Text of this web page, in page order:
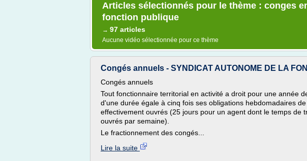
Articles sélectionnés pour le thème : conges
fonction publique
→ 97 articles
Aucune vidéo sélectionnée pour ce thème
Congés annuels - SYNDICAT AUTONOME DE LA
Congés annuels
Tout fonctionnaire territorial en activité a droit pour une année
d'une durée égale à cinq fois ses obligations hebdomadaires
effectivement ouvrés (25 jours pour un agent dont le temps de
ouvrés par semaine).
Le fractionnement des congés...
Lire la suite